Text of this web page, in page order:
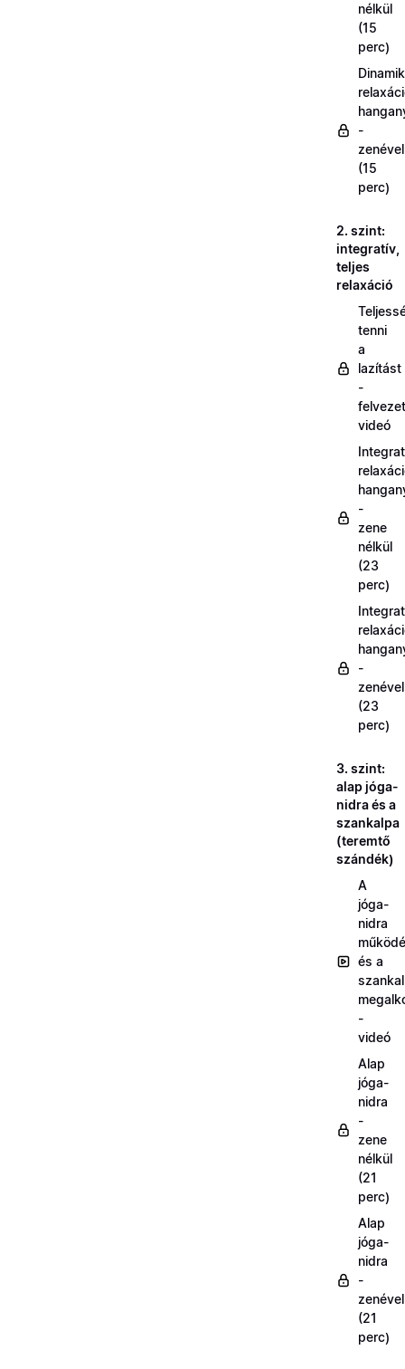
nélkül
(15
perc)
-
zenével
(15
perc)
2. szint:
integratív,
teljes
relaxáció
tenni
a
lazítást
-
videó
-
zene
nélkül
(23
perc)
-
zenével
(23
perc)
3. szint:
alap jóga-
nidra és a
szankalpa
(teremtő
szándék)
A
jóga-
nidra
és a
-
videó
Alap
jóga-
nidra
-
zene
nélkül
(21
perc)
Alap
jóga-
nidra
-
zenével
(21
perc)